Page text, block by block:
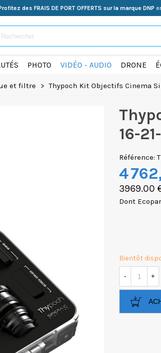
des FRAIS DE PORT OFFERTS sur la marque DNP
PHOTO VIDÉO - AUDIO DRONE
et filtre > Thypoch Kit Objectifs Cinema
16-
Référence:
4
3969.00
Dont
Bientôt
- +